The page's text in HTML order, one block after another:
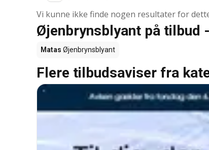
Vi kunne ikke finde nogen resultater for
Øjenbrynsblyant på tilbud
Matas Øjenbrynsblyant
Flere tilbudsaviser fra